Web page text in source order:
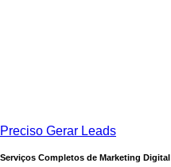
Preciso Gerar Leads
Serviços Completos de Marketing Digital